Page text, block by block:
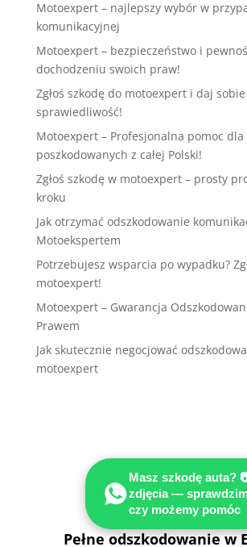
Motoexpert – najlepszy wybór w
komunikacyjnej
Motoexpert – bezpieczeństwo i
dochodzeniu swoich praw!
Zgłoś szkodę do motoexpert i daj
sprawiedliwość!
Motoexpert – Profesjonalna pomoc dla
poszkodowanych z całej Polski!
Zgłoś szkodę w motoexpert – prosty
kroku
Jak otrzymać odszkodowanie
Motoekspertem
Potrzebujesz wsparcia po wypadku?
motoexpert!
Motoexpert – Gwarancja
Prawem
Jak skutecznie negocjować
motoexpert
Pełne odszkodowanie w
Masz szkodę auta?
zdjęcia —
czy możemy pomóc